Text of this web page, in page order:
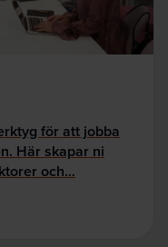
för att jobba
Här skapar ni
och…